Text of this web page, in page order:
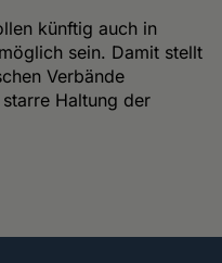
künftig auch in
sein. Damit stellt
Verbände
Haltung der